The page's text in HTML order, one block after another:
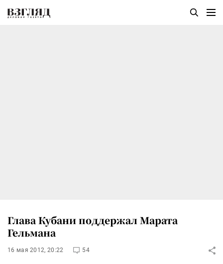
Глава Кубани поддержал Марата
Гельмана
16 мая 2012, 20:22 54